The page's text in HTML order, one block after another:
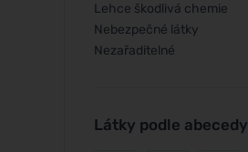
Lehce škodlivá chemie
Nebezpečné látky
Nezařaditelné
Látky podle abecedy